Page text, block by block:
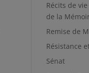
Récits de
de la
Remise de
Résistance
Sénat